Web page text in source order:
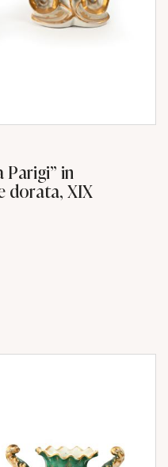
Parigi" in
dorata, XIX